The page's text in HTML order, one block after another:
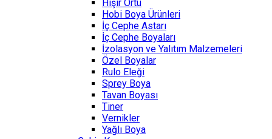
Hışır Örtü
Hobi Boya Ürünleri
İç Cephe Astarı
İç Cephe Boyaları
İzolasyon ve Yalıtım Malzemeleri
Özel Boyalar
Rulo Eleği
Sprey Boya
Tavan Boyası
Tiner
Vernikler
Yağlı Boya